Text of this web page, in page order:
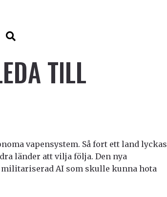
TILL
vapensystem. Så fort ett land lyckas
länder att vilja följa. Den nya
AI som skulle kunna hota